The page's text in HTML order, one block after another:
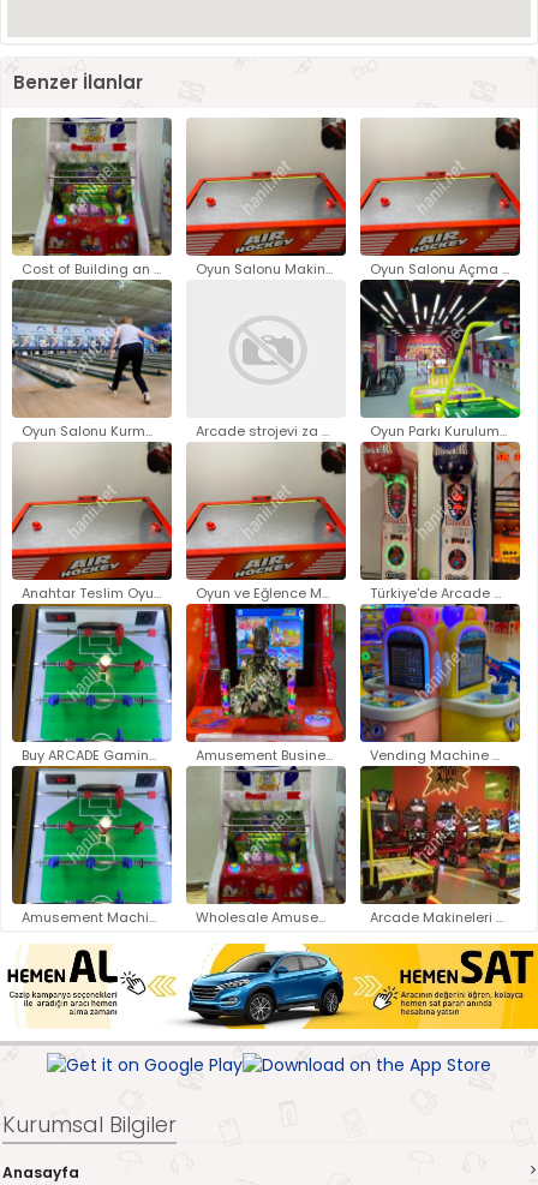
Benzer İlanlar
Cost of Building an Arcade.. Oyun Salonu Makineleri Fiyatla.. Oyun Salonu Açma Fiyatları - O..
Oyun Salonu Kurma Maliyeti.. Arcade strojevi za prodaju Zag.. Oyun Parkı Kurulum Fiyatları 2..
Anahtar Teslim Oyun Parkı Kuru.. Oyun ve Eğlence Makineleri Üre.. Türkiye'de Arcade Oyun Makinel..
Buy ARCADE Gaming Machines Ist.. Amusement Business Opportuniti.. Vending Machine Manufacturers ..
Amusement Machine Suppliers wi.. Wholesale Amusement Machines S.. Arcade Makineleri Toptan Satış..
Kurumsal Bilgiler
Anasayfa